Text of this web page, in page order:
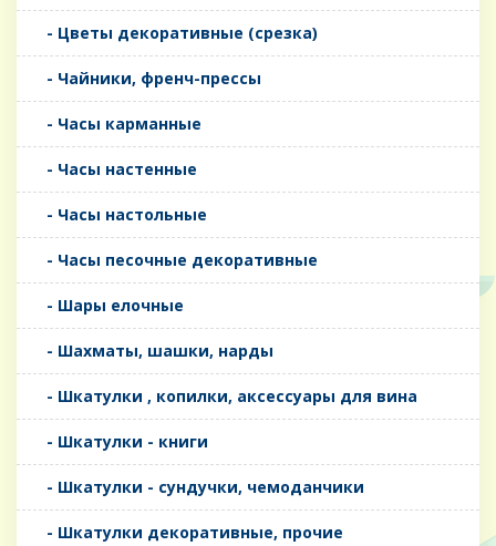
- Цветы декоративные (срезка)
- Чайники, френч-прессы
- Часы карманные
- Часы настенные
- Часы настольные
- Часы песочные декоративные
- Шары елочные
- Шахматы, шашки, нарды
- Шкатулки , копилки, аксессуары для вина
- Шкатулки - книги
- Шкатулки - сундучки, чемоданчики
- Шкатулки декоративные, прочие